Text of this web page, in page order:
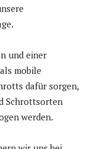
und einer
mobile
dafür sorgen,
Schrottsorten
werden.